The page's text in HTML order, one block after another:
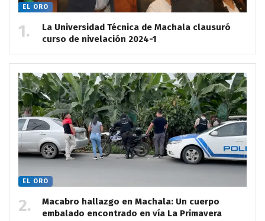
EL ORO
La Universidad Técnica de Machala clausuró
curso de nivelación 2024-1
EL ORO
Macabro hallazgo en Machala: Un cuerpo
embalado encontrado en vía La Primavera